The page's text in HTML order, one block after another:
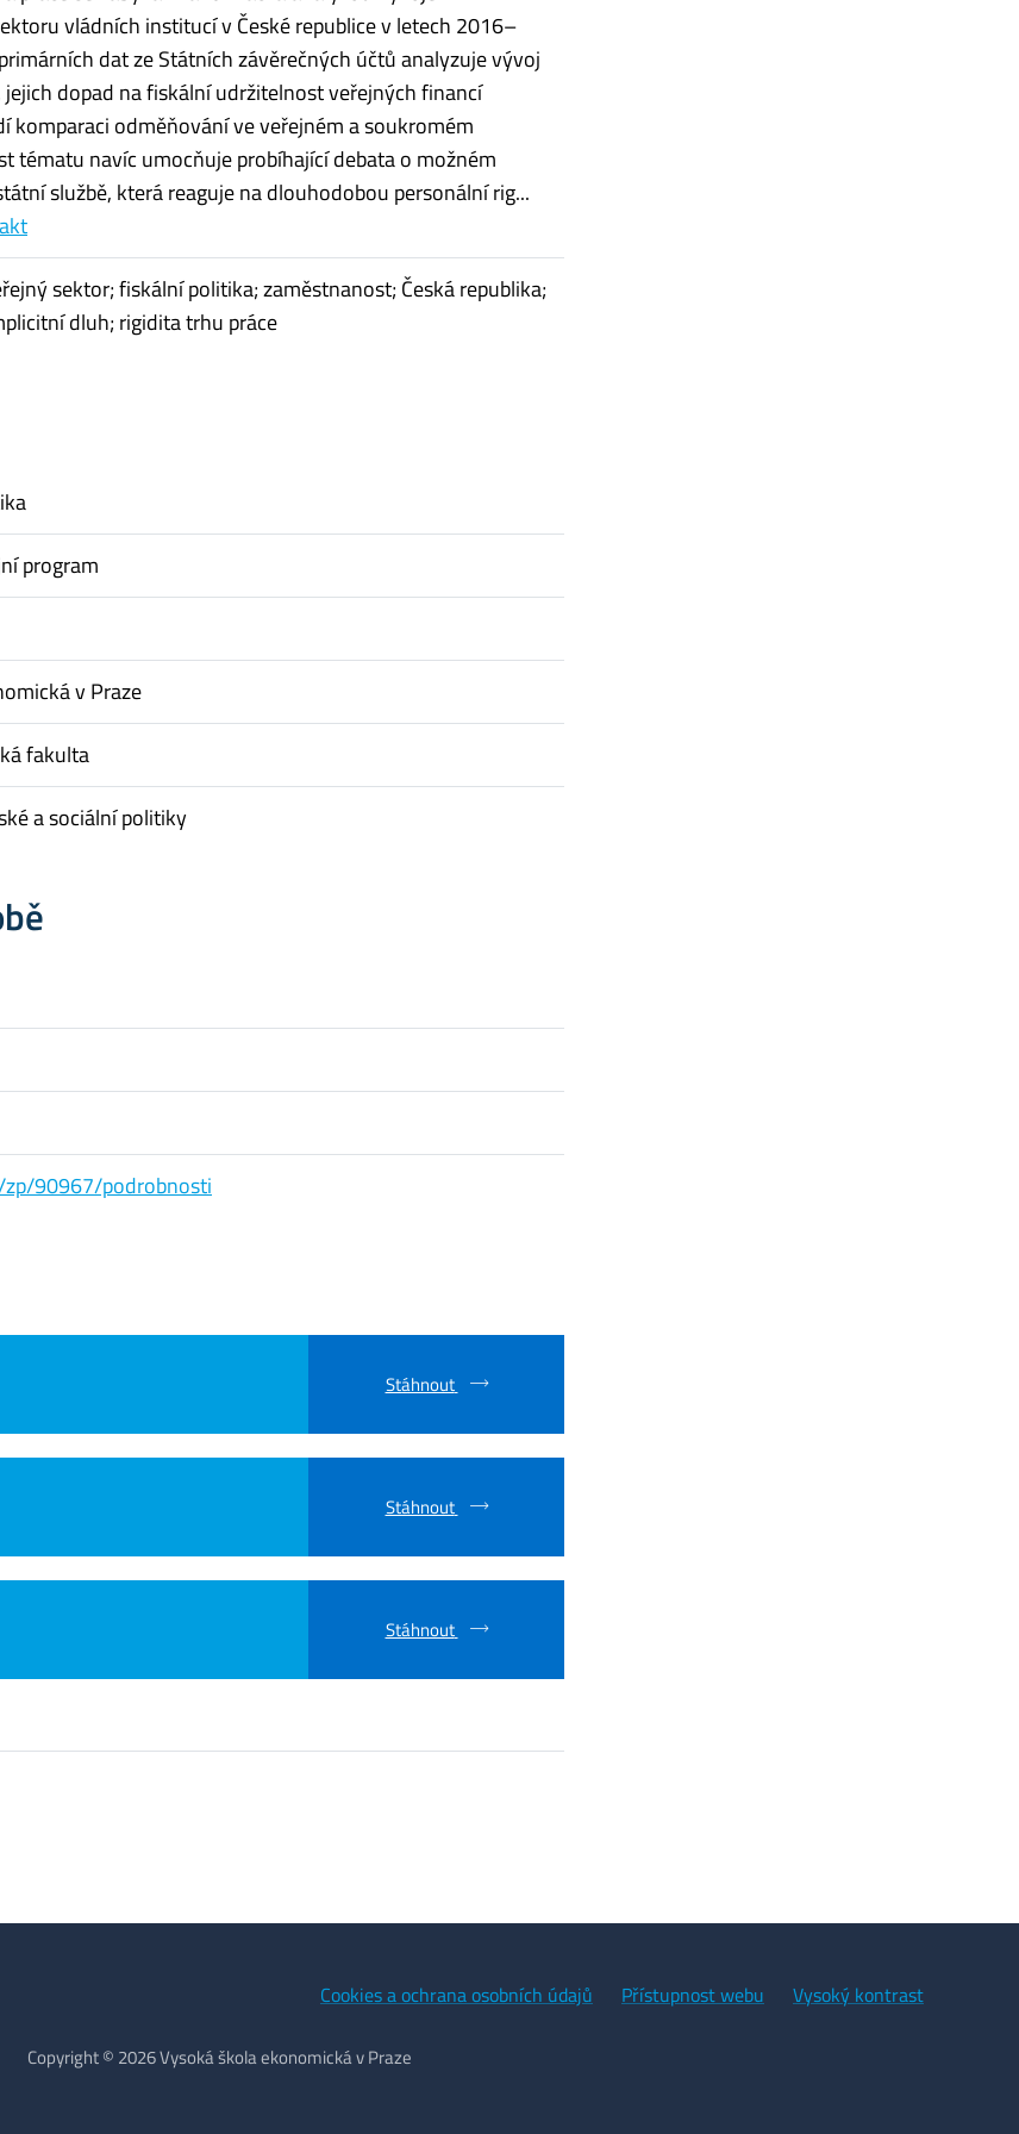
vládních institucí v České republice v letech 2016–
dat ze Státních závěrečných účtů analyzuje vývoj
dopad na fiskální udržitelnost veřejných financí
komparaci odměňování ve veřejném a soukromém
tématu navíc umocňuje probíhající debata o možném
službě, která reaguje na dlouhodobou personální rig...
sektor; fiskální politika; zaměstnanost; Česká republika;
dluh; rigidita trhu práce
program
v Praze
fakulta
a sociální politiky
zp/90967/podrobnosti
Stáhnout
Stáhnout
Stáhnout
Cookies a ochrana osobních údajů Přístupnost webu Vysoký kontrast
Copyright © 2026 Vysoká škola ekonomická v Praze